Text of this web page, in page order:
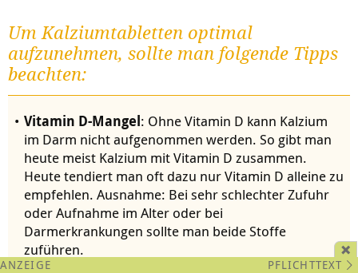
Um Kalziumtabletten optimal
aufzunehmen, sollte man folgende Tipps
beachten:
Vitamin D-Mangel: Ohne Vitamin D kann Kalzium
im Darm nicht aufgenommen werden. So gibt man
heute meist Kalzium mit Vitamin D zusammen.
Heute tendiert man oft dazu nur Vitamin D alleine zu
empfehlen. Ausnahme: Bei sehr schlechter Zufuhr
oder Aufnahme im Alter oder bei
Darmerkrankungen sollte man beide Stoffe
zuführen.
PFLICHTTEXT